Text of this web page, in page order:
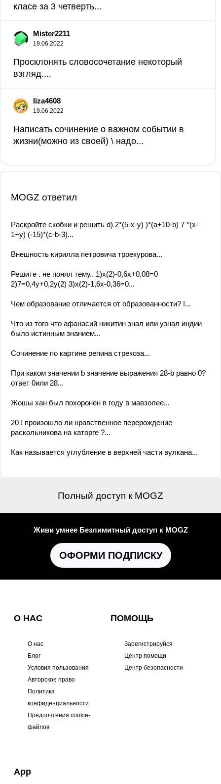
класе за 3 четверть...
Mister2211
19.06.2022
Просклонять словосочетание некоторый
взгляд....
liza4608
19.06.2022
Написать сочинение о важном событии в
жизни(можно из своей) \ надо...
MOGZ ответил
Раскройте скобки и решить d) 2*(5-x-y) )*(a+10-b) 7 *(x-
1+y) (-15)*(c-b-3)...
Внешность кирилла петровича троекурова...
Решите . не понял тему.. 1)х(2)-0,6х+0,08=0
2)7=0,4у+0,2у(2) 3)х(2)-1,6х-0,36=0...
Чем образование отличается от образованности? !...
Что из того что афанасий никитин знал или узнал индии
было истинным знанием...
Сочинение по картине репина стрекоза...
При каком значении b значение выражения 28-b равно 0?
ответ 0или 28...
Жошы хан был похоронен в году в мавзолее...
20 ! произошло ли нравственное перерождение
раскольникова на каторге ?...
Как называется углубление в верхней части вулкана...
Полный доступ к MOGZ
Живи умнее Безлимитный доступ к MOGZ
ОФОРМИ ПОДПИСКУ
О НАС
О нас
Блог
Условия пользования
Авторское право
Политика
конфиденциальности
Предпочтения cookie-
файлов
ПОМОЩЬ
Зарегистрируйся
Центр помощи
Центр безопасности
App